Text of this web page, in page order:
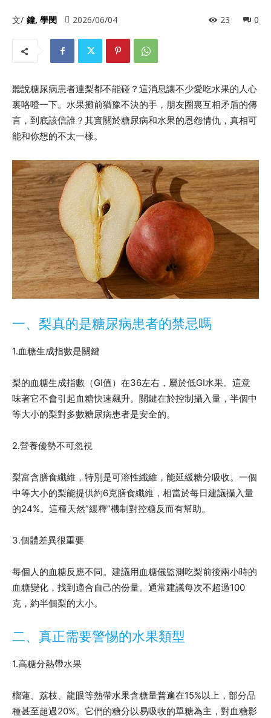
文/ 鐘, 學閔 2026/06/04 0
23
聽說糖尿病患者連梨都不能碰？這消息讓不少愛吃水果的人心
裏咯噔一下。水果攤前猶豫不決的手，朋友圈裏互相矛盾的傳
言，到底該信誰？其實關於糖尿病和水果的恩怨情仇，真相可
能和你想的不太一樣。
一、梨真的是糖尿病患者的禁忌嗎
1.血糖生成指數是關鍵
梨的血糖生成指數（GI值）在36左右，屬於低GI水果。這意
味著它不會引起血糖快速飆升。關鍵在於控制攝入量，半個中
等大小的梨對多數糖尿病患者是安全的。
2.營養優勢不可忽視
梨富含膳食纖維，特別是可溶性纖維，能延緩糖分吸收。一個
中等大小的梨能提供約6克膳食纖維，相當於每日建議攝入量
的24%。這種天然”緩釋”機制對控糖反而有幫助。
3.個體差異很重要
每個人的血糖反應不同。建議用血糖儀監測吃梨前後兩小時的
血糖變化，找到適合自己的份量。通常建議每次不超過100
克，約半個梨的大小。
二、真正需要警惕的水果類型
1.高糖分熱帶水果
榴蓮、荔枝、龍眼等熱帶水果含糖量普遍在15%以上，部分品
種甚至超過20%。它們的糖分以易吸收的單糖為主，對血糖影